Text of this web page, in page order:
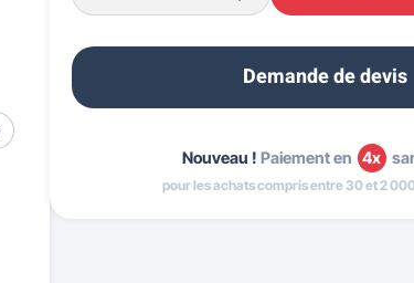
Demande de devis
Nouveau ! Paiement en 4x
pour les achats compris entre 30 et 2